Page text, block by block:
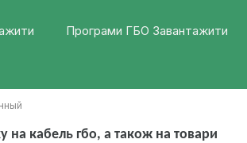
Програми ГБО Завантажити
на кабель гбо, а також на товари